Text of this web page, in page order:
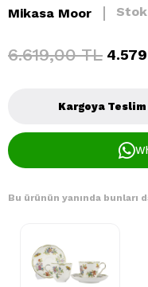
Mikasa Moor
6.619,00 TL
Kargoya
Bu ürünün yanında bunları